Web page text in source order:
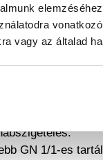
vagy az általad
és a hatékony
tartályokba
acélból
külső hátsó
ívelt
GN 1/1-es